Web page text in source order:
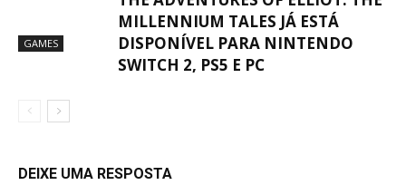
GAMES
MILLENNIUM TALES JÁ ESTÁ
DISPONÍVEL PARA NINTENDO
SWITCH 2, PS5 E PC
DEIXE UMA RESPOSTA